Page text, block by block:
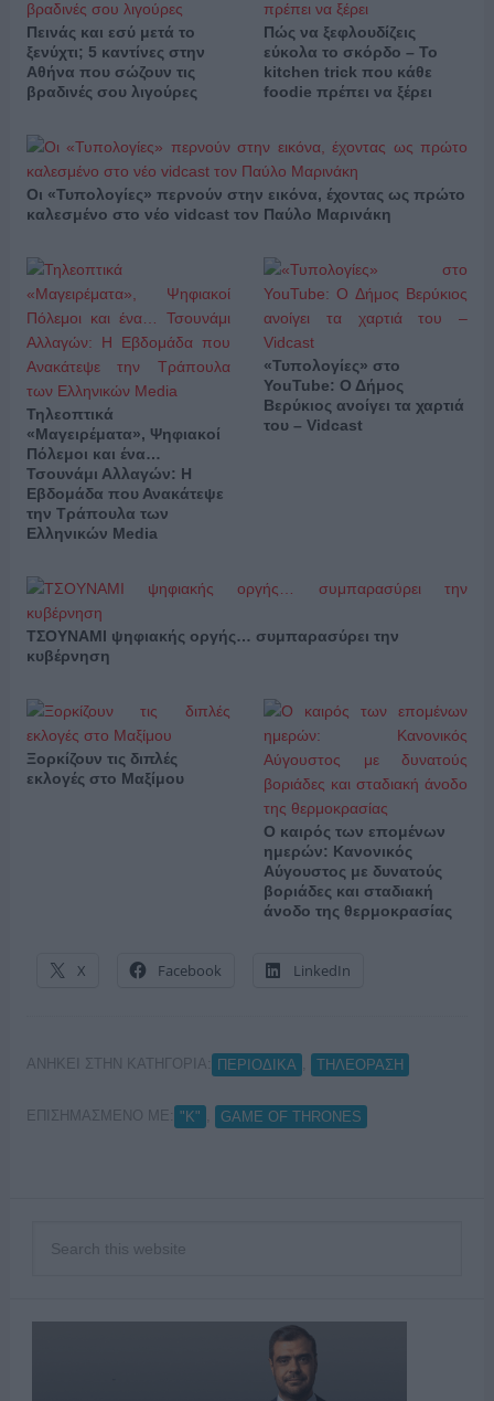
Πεινάς και εσύ μετά το
ξενύχτι; 5 καντίνες στην
Αθήνα που σώζουν τις
βραδινές σου λιγούρες
Πώς να ξεφλουδίζεις
εύκολα το σκόρδο – Το
kitchen trick που κάθε
foodie πρέπει να ξέρει
Οι «Τυπολογίες» περνούν στην εικόνα, έχοντας ως πρώτο
καλεσμένο στο νέο vidcast τον Παύλο Μαρινάκη
Τηλεοπτικά
«Μαγειρέματα», Ψηφιακοί
Πόλεμοι και ένα…
Τσουνάμι Αλλαγών: Η
Εβδομάδα που Ανακάτεψε
την Τράπουλα των
Ελληνικών Media
«Τυπολογίες» στο
YouTube: Ο Δήμος
Βερύκιος ανοίγει τα χαρτιά
του – Vidcast
ΤΣΟΥΝΑΜΙ ψηφιακής οργής… συμπαρασύρει την
κυβέρνηση
Ξορκίζουν τις διπλές
εκλογές στο Μαξίμου
Ο καιρός των επομένων
ημερών: Κανονικός
Αύγουστος με δυνατούς
βοριάδες και σταδιακή
άνοδο της θερμοκρασίας
X Facebook LinkedIn
ΑΝΗΚΕΙ ΣΤΗΝ ΚΑΤΗΓΟΡΙΑ: ΠΕΡΙΟΔΙΚΑ ΤΗΛΕΟΡΑΣΗ
ΕΠΙΣΗΜΑΣΜΕΝΟ ΜΕ: "Κ" GAME OF THRONES